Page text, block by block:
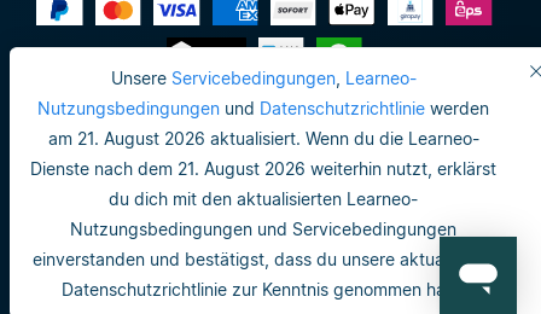
Unsere Servicebedingungen, Learneo-
Nutzungsbedingungen und Datenschutzrichtlinie werden
am 21. August 2026 aktualisiert. Wenn du die Learneo-
Dienste nach dem 21. August 2026 weiterhin nutzt, erklärst
du dich mit den aktualisierten Learneo-
Nutzungsbedingungen und Servicebedingungen
einverstanden und bestätigst, dass du unsere aktualisierte
Datenschutzrichtlinie zur Kenntnis genommen hast.
Impressum
Datenschutzrichtlinie
Do not sell or share my personal info
Nutzungsbedingungen
Datenschutzrichtlinie